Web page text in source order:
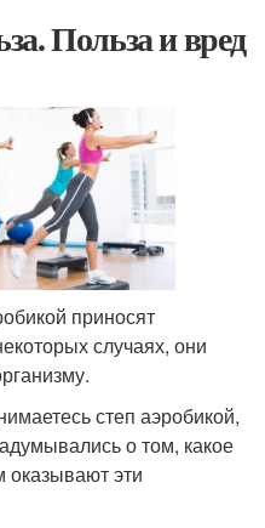
Польза и вред
приносят
случаях, они
степ аэробикой,
о том, какое
оказывают эти